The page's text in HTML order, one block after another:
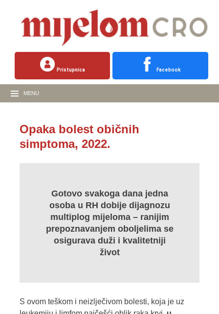
Pristupnica Facebook
MENU
Opaka bolest običnih
simptoma, 2022.
Gotovo svakoga dana jedna
osoba u RH dobije dijagnozu
multiplog mijeloma – ranijim
prepoznavanjem oboljelima se
osigurava duži i kvalitetniji
život
S ovom teškom i neizlječivom bolesti, koja je uz